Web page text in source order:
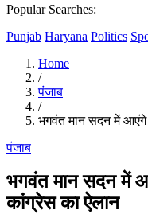
Popular Searches:
Punjab Haryana Politics
Home
/
पंजाब
/
भगवंत मान सदन में
पंजाब
भगवंत मान सदन में
कांग्रेस का ऐलान